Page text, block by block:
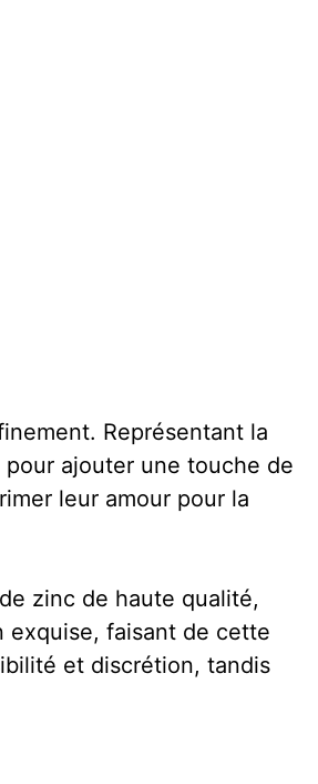
Représentant la
ajouter une touche de
leur amour pour la
zinc de haute qualité,
exquise, faisant de cette
et discrétion, tandis